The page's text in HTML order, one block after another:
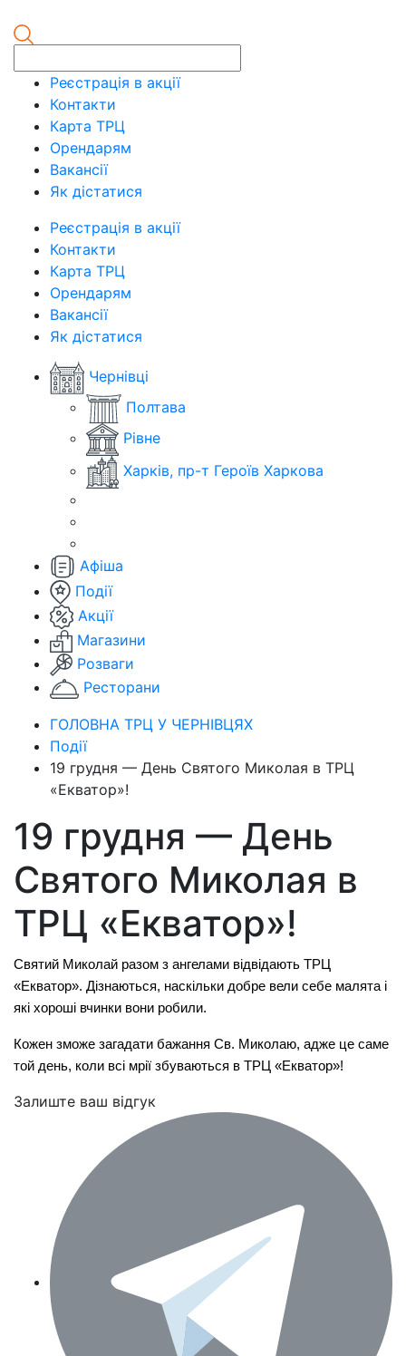
Реєстрація в акції
Контакти
Карта ТРЦ
Орендарям
Вакансії
Як дістатися
Реєстрація в акції
Контакти
Карта ТРЦ
Орендарям
Вакансії
Як дістатися
Чернівці
Полтава
Рівне
Харків, пр-т Героїв Харкова
Афіша
Події
Акції
Магазини
Розваги
Ресторани
ГОЛОВНА ТРЦ У ЧЕРНІВЦЯХ
Події
19 грудня — День Святого Миколая в ТРЦ
«Екватор»!
19 грудня — День
Святого Миколая в
ТРЦ «Екватор»!
Святий Миколай разом з ангелами відвідають ТРЦ
«Екватор». Дізнаються, наскільки добре вели себе малята і
які хороші вчинки вони робили.
Кожен зможе загадати бажання Св. Миколаю, адже це саме
той день, коли всі мрії збуваються в ТРЦ «Екватор»!
Залиште ваш відгук